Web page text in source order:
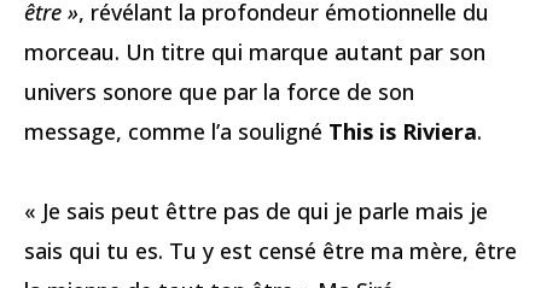
être », révélant la profondeur émotionnelle du
morceau. Un titre qui marque autant par son
univers sonore que par la force de son
message, comme l’a souligné This is Riviera.
« Je sais peut êttre pas de qui je parle mais je
sais qui tu es. Tu y est censé être ma mère, être